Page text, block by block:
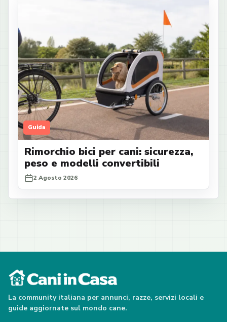
Guida
Rimorchio bici per cani: sicurezza,
peso e modelli convertibili
2 Agosto 2026
La community italiana per annunci, razze, servizi locali e
guide aggiornate sul mondo cane.